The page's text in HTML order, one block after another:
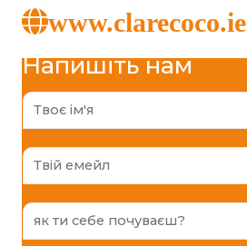
www.clarecoco.ie
Напишіть нам
N
m
e
*E
a
lF
e